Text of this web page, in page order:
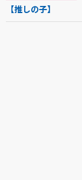
【推しの子】